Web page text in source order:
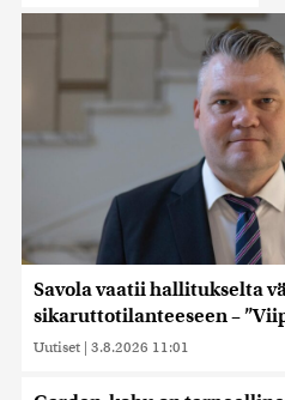
Savola vaatii hallitukselta
sikaruttotilanteeseen –
Uutiset | 3.8.2026 11:01